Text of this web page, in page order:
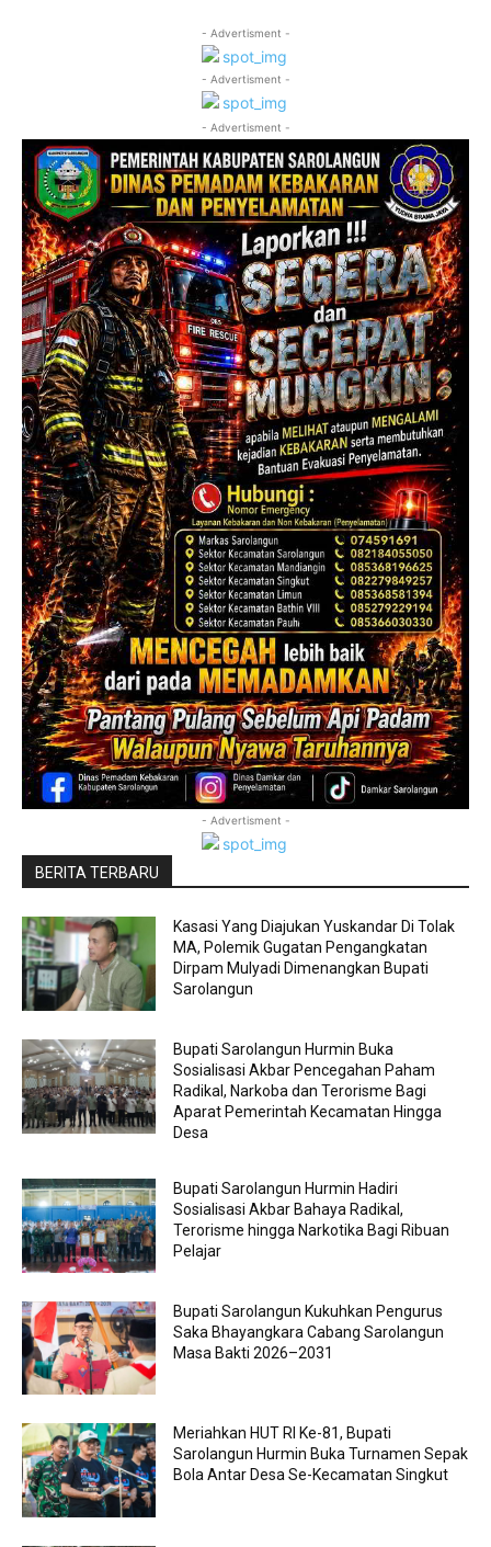
- Advertisment -
- Advertisment -
- Advertisment -
- Advertisment -
BERITA TERBARU
Kasasi Yang Diajukan Yuskandar Di Tolak
MA, Polemik Gugatan Pengangkatan
Dirpam Mulyadi Dimenangkan Bupati
Sarolangun
Bupati Sarolangun Hurmin Buka
Sosialisasi Akbar Pencegahan Paham
Radikal, Narkoba dan Terorisme Bagi
Aparat Pemerintah Kecamatan Hingga
Desa
Bupati Sarolangun Hurmin Hadiri
Sosialisasi Akbar Bahaya Radikal,
Terorisme hingga Narkotika Bagi Ribuan
Pelajar
Bupati Sarolangun Kukuhkan Pengurus
Saka Bhayangkara Cabang Sarolangun
Masa Bakti 2026–2031
Meriahkan HUT RI Ke-81, Bupati
Sarolangun Hurmin Buka Turnamen Sepak
Bola Antar Desa Se-Kecamatan Singkut